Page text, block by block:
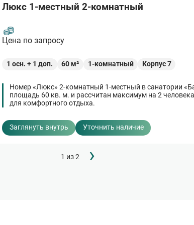
Люкс 1-местный 2-комнатный
Цена по запросу
1 осн. + 1 доп. 60 м² 1-комнатный Корпус 7
Номер «Люкс» 2-комнатный 1-местный в санатории
площадь 60 кв. м. и рассчитан максимум на 2
для комфортного отдыха.
Заглянуть внутрь Уточнить наличие
1 из 2 Следующая
страница
›